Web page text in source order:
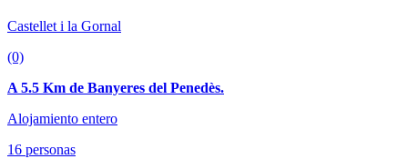
Castellet i la Gornal
(0)
A 5.5 Km de Banyeres del Penedès.
Alojamiento entero
16 personas